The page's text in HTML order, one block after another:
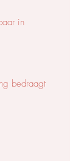
in
bedraagt